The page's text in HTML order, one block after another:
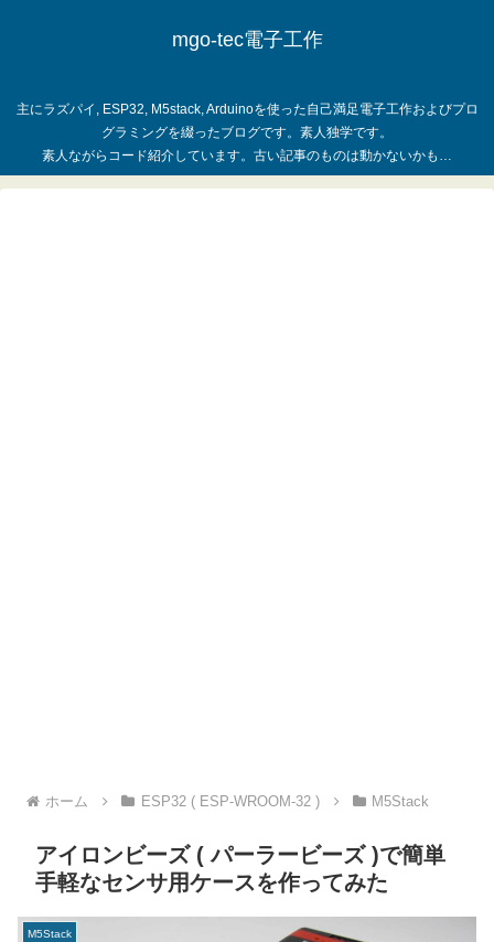
mgo-tec電子工作
主にラズパイ, ESP32, M5stack, Arduinoを使った自己満足電子工作およびプロ
グラミングを綴ったブログです。素人独学です。
ホーム ESP32 ( ESP-WROOM-32 ) M5Stack
アイロンビーズ ( パーラービーズ )で簡単
手軽なセンサ用ケースを作ってみた
M5Stack